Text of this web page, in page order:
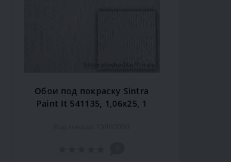
Обои под покраску Sintra
Paint It 541135, 1,06x25, 1